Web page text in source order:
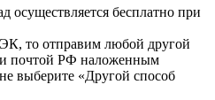
осуществляется бесплатно при
то отправим любой другой
почтой РФ наложенным
выберите «Другой способ